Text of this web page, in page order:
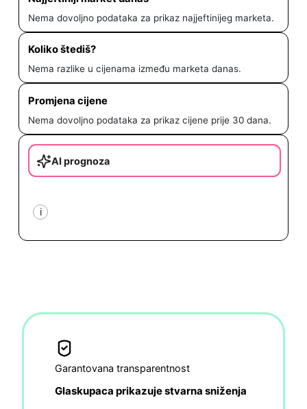
Nema dovoljno podataka za prikaz najjeftinijeg marketa.
Koliko štediš?
Nema razlike u cijenama između marketa danas.
Promjena cijene
Nema dovoljno podataka za prikaz cijene prije 30 dana.
AI prognoza
i
Garantovana transparentnost
Glaskupaca prikazuje stvarna sniženja